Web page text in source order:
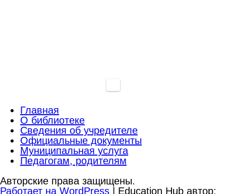
Главная
О библиотеке
Сведения об учредителе
Официальные документы
Муниципальная услуга
Педагогам, родителям
Авторские права защищены.
Работает на WordPress | Education Hub автор: